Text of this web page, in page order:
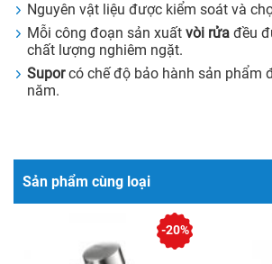
Nguyên vật liệu được kiểm soát và
Mỗi công đoạn sản xuất vòi rửa đều
chất lượng nghiêm ngặt.
Suporcó chế độ bảo hành sản phẩm
năm.
Sản phẩm cùng loại
-20%